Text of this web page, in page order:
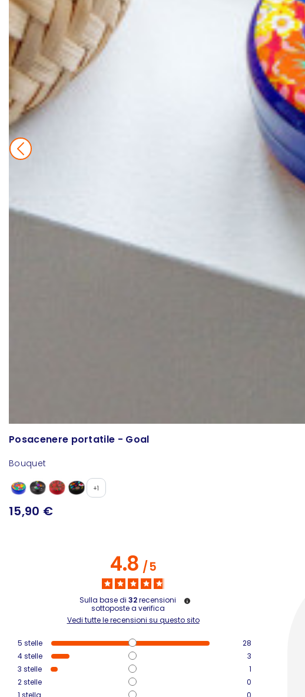
Posacenere portatile - Goal
Bouquet
+1
15,90 €
4.8/5
Sulla base di32recensioni
sottoposte a verifica
Vedi tutte le recensioni su questo sito
5 stelle
28
4stelle
3
3 stelle
1
2stelle
0
1 stella 0